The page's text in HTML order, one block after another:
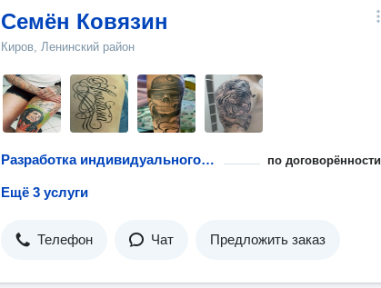
Семён Ковязин
Киров, Ленинский район
Разработка индивидуального эскиза татуировки по договорённости
Ещё 3 услуги
Телефон Чат Предложить заказ